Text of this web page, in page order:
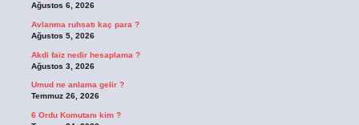
Ağustos 6, 2026
Avlanma ruhsatı kaç para ?
Ağustos 5, 2026
Akdi faiz nedir hesaplama ?
Ağustos 3, 2026
Umud ne anlama gelir ?
Temmuz 26, 2026
6 Ordu Komutanı kim ?